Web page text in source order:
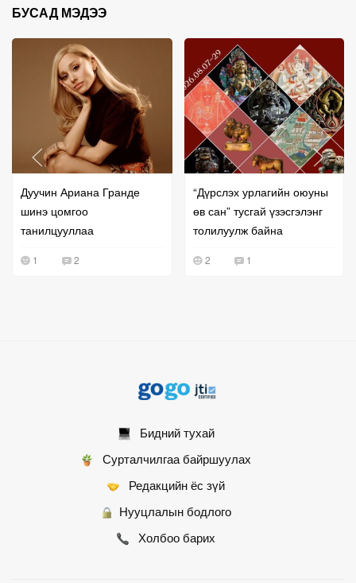
БУСАД МЭДЭЭ
Дуучин Ариана Гранде
шинэ цомгоо
танилцууллаа
1 2
“Дүрслэх урлагийн оюуны
өв сан” тусгай үзэсгэлэнг
толилуулж байна
2 1
Бидний тухай
Сурталчилгаа байршуулах
Редакцийн ёс зүй
Нууцлалын бодлого
Холбоо барих